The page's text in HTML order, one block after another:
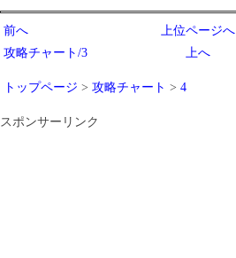
前へ
攻略チャート/3
上位ページへ
上へ
トップページ > 攻略チャート > 4
スポンサーリンク